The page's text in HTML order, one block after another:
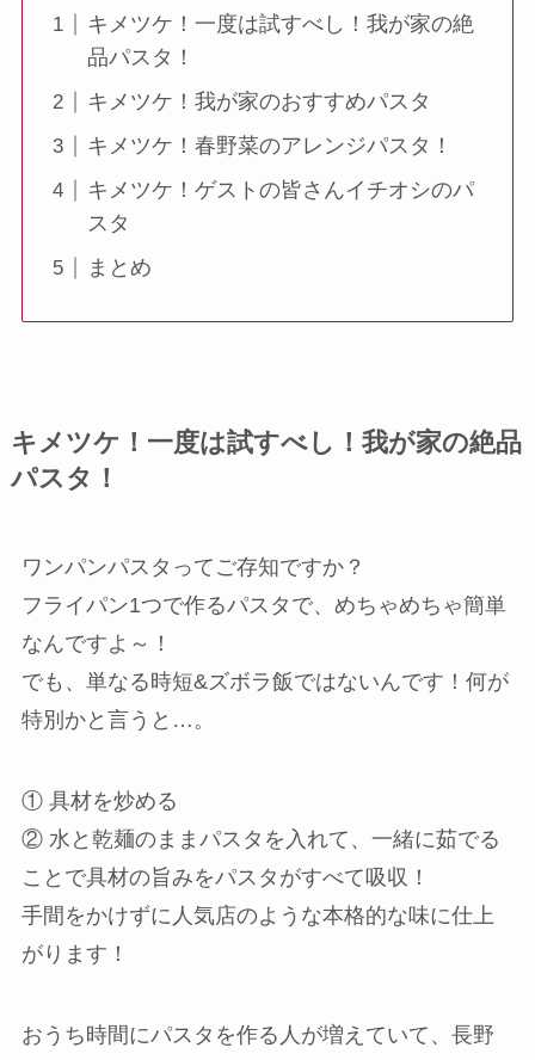
キメツケ！一度は試すべし！我が家の絶
品パスタ！
キメツケ！我が家のおすすめパスタ
キメツケ！春野菜のアレンジパスタ！
キメツケ！ゲストの皆さんイチオシのパ
スタ
まとめ
キメツケ！一度は試すべし！我が家の絶品
パスタ！
ワンパンパスタってご存知ですか？
フライパン1つで作るパスタで、めちゃめちゃ簡単
なんですよ～！
でも、単なる時短&ズボラ飯ではないんです！何が
特別かと言うと…。
① 具材を炒める
② 水と乾麺のままパスタを入れて、一緒に茹でる
ことで具材の旨みをパスタがすべて吸収！
手間をかけずに人気店のような本格的な味に仕上
がります！
おうち時間にパスタを作る人が増えていて、長野